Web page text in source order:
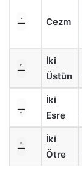
ــْـ Cezm
ــًـ
İki
Üstün
ــٍـ
İki
Esre
ــٌـ
İki
Ötre